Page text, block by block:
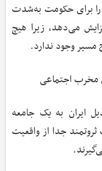
برای حکومت به‌شدت
می‌دهد، زیرا هیچ
مسیر وجود ندارد.
مخرب اجتماعی
ایران به یک جامعه
جدا از واقعیت